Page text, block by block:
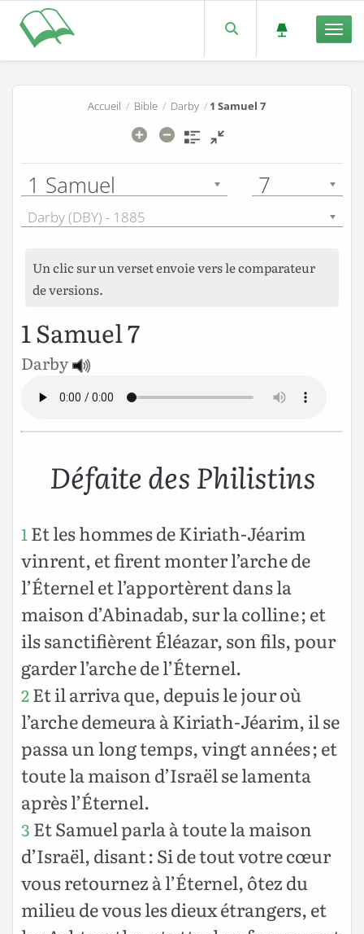
Accueil / Bible/ Darby/ 1 Samuel 7
1 Samuel 7
Darby (DBY) - 1885
Un clic sur un verset envoie vers le comparateur
de versions.
1 Samuel 7
Darby
Défaite des Philistins
1 Et les hommes de Kiriath-Jéarim
vinrent, et firent monter l’arche de
l’Éternel et l’apportèrent dans la
maison d’Abinadab, sur la colline ; et
ils sanctifièrent Éléazar, son fils, pour
garder l’arche de l’Éternel.
2Et il arriva que, depuis le jour où
l’arche demeura à Kiriath-Jéarim, il se
passa un long temps, vingt années ; et
toute la maison d’Israël se lamenta
après l’Éternel.
3 Et Samuel parla à toute la maison
d’Israël, disant : Si de tout votre cœur
vous retournez à l’Éternel, ôtez du
milieu de vous les dieux étrangers, et